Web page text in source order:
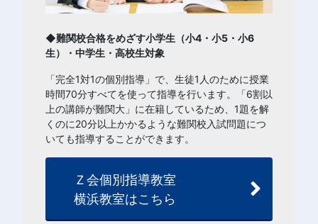
◆難関校合格をめざす小学生（小4・小5・小6
生）・中学生・高校生対象
「完全1対1の個別指導」で、生徒1人のために授業
時間70分すべてを使って指導を行います。「6割以
上の講師が難関大」に在籍しているため、1題を解
くのに20分以上かかるような難関校入試問題につ
いても指導することができます。
Ｚ会個別指導教室
横浜教室はこちら